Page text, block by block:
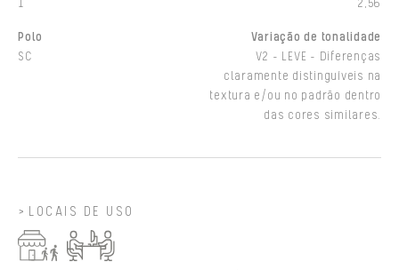
1 2,56
Polo
SC
Variação de tonalidade
V2 - LEVE - Diferenças
claramente distinguíveis na
textura e/ou no padrão dentro
das cores similares.
LOCAIS DE USO